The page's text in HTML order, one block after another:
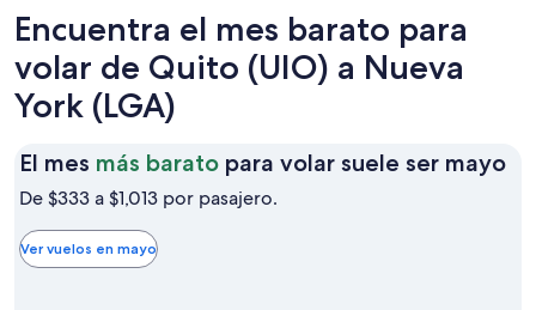
Encuentra el mes barato para
volar de Quito (UIO) a Nueva
York (LGA)
El mes más barato para volar suele ser mayoEl
De $333 a $1,013 por pasajero.
Ver vuelos en mayo